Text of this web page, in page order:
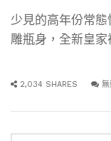
少見的高年份常
雕瓶身，全新皇家
2,034 SHARES 無